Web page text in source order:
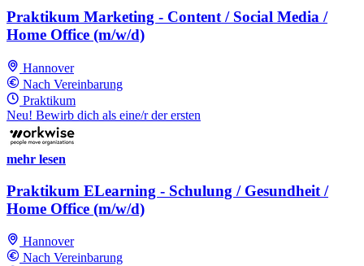
Praktikum Marketing - Content / Social Media /
Home Office (m/w/d)
Hannover
Nach Vereinbarung
Praktikum
Neu! Bewirb dich als eine/r der ersten
mehr lesen
Praktikum ELearning - Schulung / Gesundheit /
Home Office (m/w/d)
Hannover
Nach Vereinbarung